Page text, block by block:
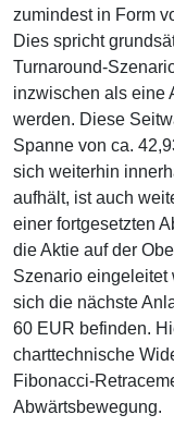
zumindest in Form
Dies spricht
Turnaround-
inzwischen als eine
werden. Diese
Spanne von ca.
sich weiterhin
aufhält, ist auch
einer fortgesetzten
die Aktie auf der
Szenario eingeleitet
sich die nächste
60 EUR befinden.
charttechnische
Fibonacci-
Abwärtsbewegung.